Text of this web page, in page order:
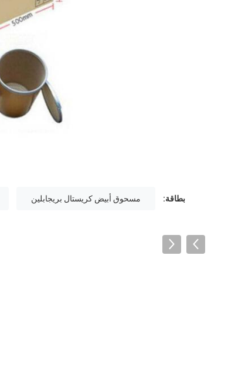
بطاقة: مسحوق أبيض كريستال بريجابلين